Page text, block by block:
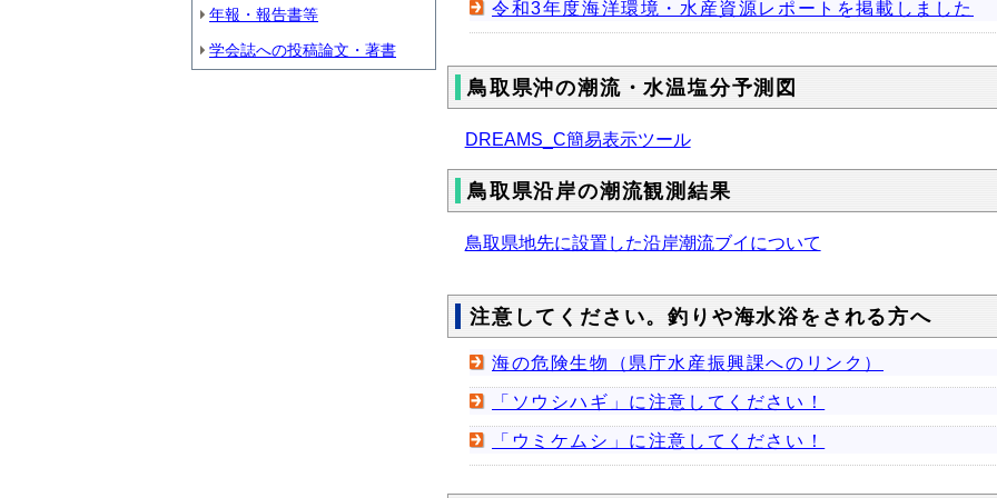
年報・報告書等
学会誌への投稿論文・著書
令和3年度海洋環境・水産資源レポートを掲載しました
鳥取県沖の潮流・水温塩分予測図
DREAMS_C簡易表示ツール
鳥取県沿岸の潮流観測結果
鳥取県地先に設置した沿岸潮流ブイについて
注意してください。釣りや海水浴をされる方へ
海の危険生物（県庁水産振興課へのリンク）
「ソウシハギ」に注意してください！
「ウミケムシ」に注意してください！